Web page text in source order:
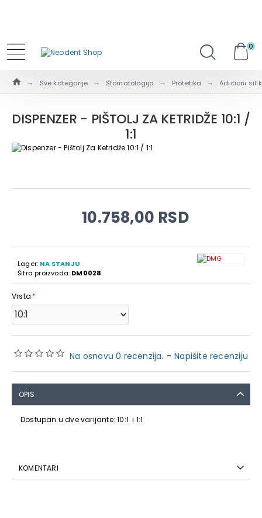
0
Sve kategorije Stomatologija Protetika Adicioni
DISPENZER - PIŠTOLJ ZA KETRIDŽE 10:1 /
1:1
Lager: NA STANJU
Šifra proizvoda: DM0028
Na osnovu 0 recenzija. - Napišite recenziju
10.758,00 RSD
Vrsta
OPIS
Dostupan u dve varijante: 10:1 i 1:1
KOMENTARI